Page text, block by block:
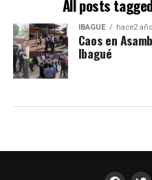
All posts
IBAGUÉ hace2
Caos en
Ibagué